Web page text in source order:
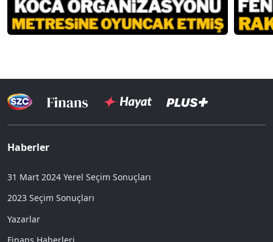
Haberler
31 Mart 2024 Yerel Seçim Sonuçları
2023 Seçim Sonuçları
Yazarlar